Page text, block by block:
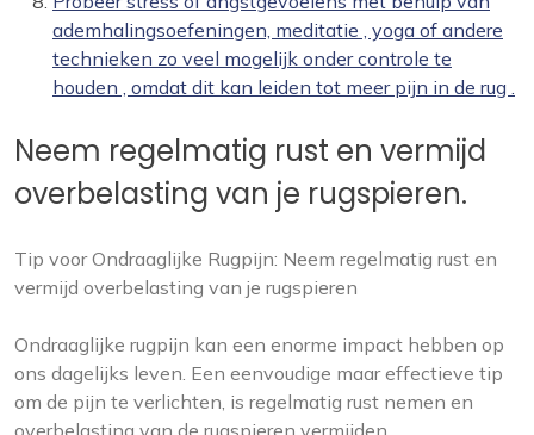
ademhalingsoefeningen, meditatie , yoga of andere
technieken zo veel mogelijk onder controle te
houden , omdat dit kan leiden tot meer pijn in de rug .
Neem regelmatig rust en vermijd
overbelasting van je rugspieren.
Tip voor Ondraaglijke Rugpijn: Neem regelmatig rust en
vermijd overbelasting van je rugspieren
Ondraaglijke rugpijn kan een enorme impact hebben op
ons dagelijks leven. Een eenvoudige maar effectieve tip
om de pijn te verlichten, is regelmatig rust nemen en
overbelasting van de rugspieren vermijden.